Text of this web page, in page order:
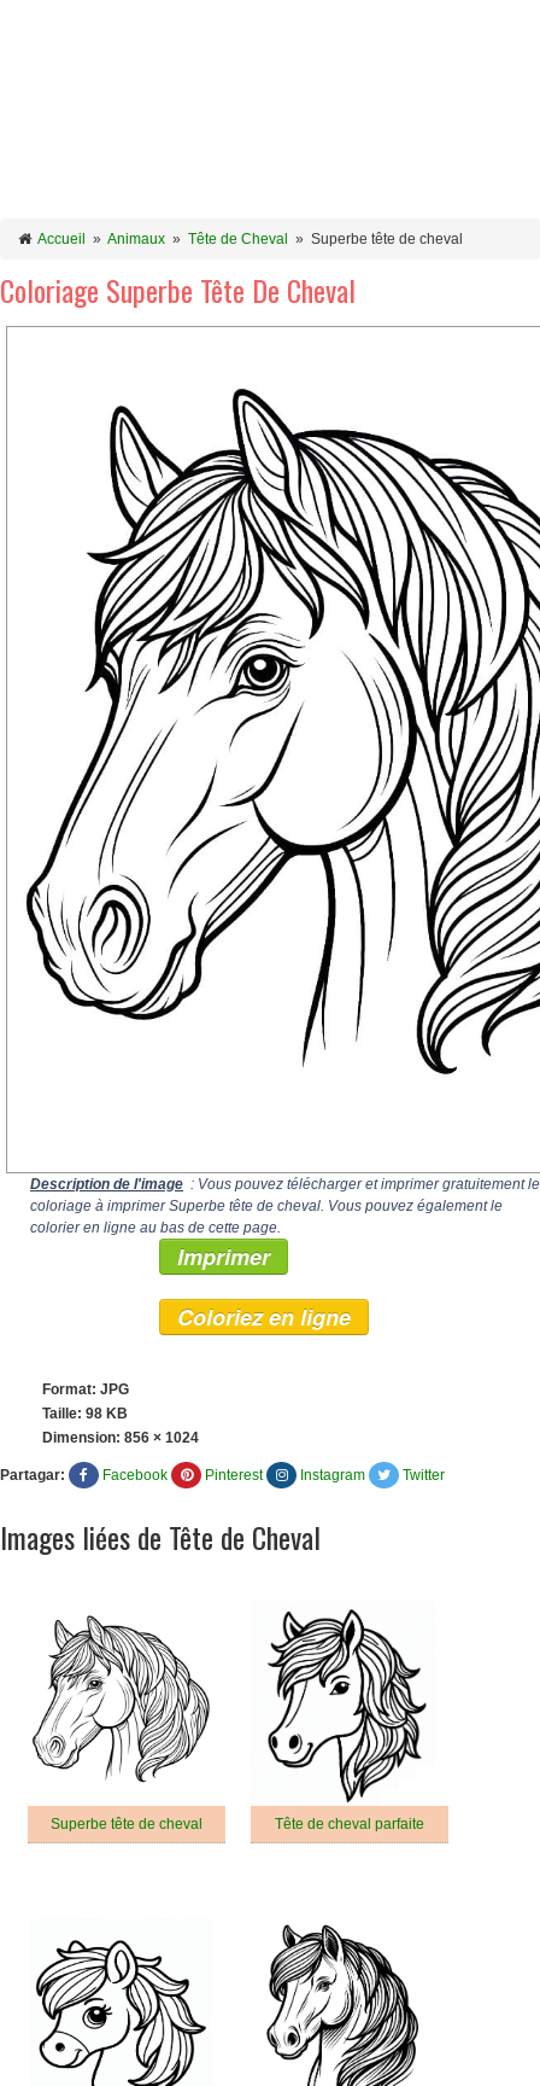
Accueil » Animaux » Tête de Cheval » Superbe tête de cheval
Coloriage Superbe Tête De Cheval
Description de l'image : Vous pouvez télécharger et imprimer gratuitement le
coloriage à imprimer Superbe tête de cheval. Vous pouvez également le
colorier en ligne au bas de cette page.
Imprimer
Coloriez en ligne
Format: JPG
Taille: 98 KB
Dimension: 856 × 1024
Partagar: Facebook Pinterest Instagram Twitter
Images liées de Tête de Cheval
Superbe tête de cheval Tête de cheval parfaite